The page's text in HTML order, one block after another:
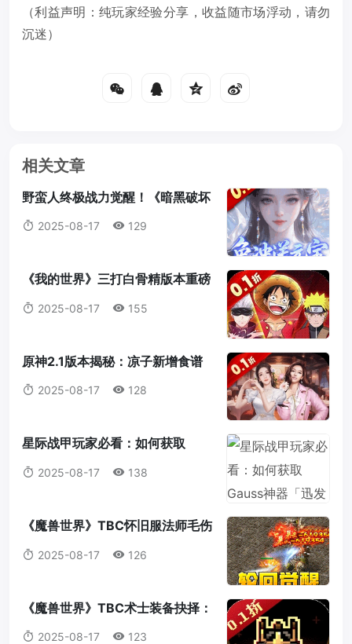
（利益声明：纯玩家经验分享，收益随市场浮动，请勿
沉迷）
相关文章
野蛮人终极战力觉醒！《暗黑破坏
神2：重制版》符文之语最强搭配
指南
2025-08-17 129
《我的世界》三打白骨精版本重磅
来袭：天赋点系统全解析，打造属
于你的最强冒险者！
2025-08-17 155
原神2.1版本揭秘：凉子新增食谱
与隐藏料理全解析
2025-08-17 128
星际战甲玩家必看：如何获取
Gauss神器「迅发电浆炮」蓝图？
2025-08-17 138
《魔兽世界》TBC怀旧服法师毛伤
害全攻略：操作，意识与装备的完
美结合
2025-08-17 126
《魔兽世界》TBC术士装备抉择：
法打套还是T4套？这是你必须知道
2025-08-17 123